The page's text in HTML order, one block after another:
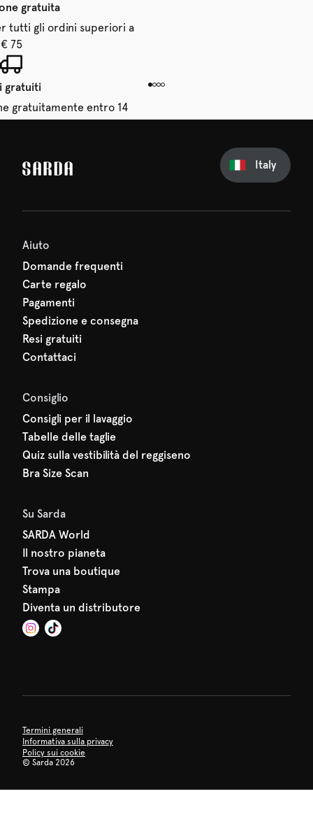
gratuita
tutti gli ordini superiori a
€ 75
gratuiti
gratuitamente entro 14
tuo primo ordine
Italy
Aiuto
Domande frequenti
Carte regalo
Pagamenti
Spedizione e consegna
Resi gratuiti
Contattaci
Consiglio
Consigli per il lavaggio
Tabelle delle taglie
Quiz sulla vestibilità del reggiseno
Bra Size Scan
Su Sarda
SARDA World
Il nostro pianeta
Trova una boutique
Stampa
Diventa un distributore
Termini generali
Informativa sulla privacy
Policy sui cookie
© Sarda 2026